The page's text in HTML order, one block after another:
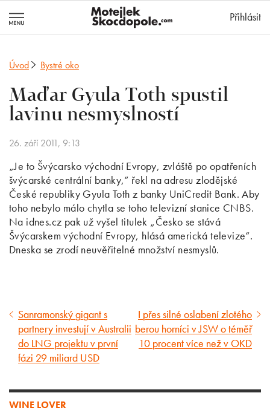
Přihlásit
Úvod Bystré oko
Maďar Gyula Toth spustil
lavinu nesmyslností
26. září 2011, 9:13
„Je to Švýcarsko východní Evropy, zvláště po opatřeních
švýcarské centrální banky,“ řekl na adresu zlodějské
České republiky Gyula Toth z banky UniCredit Bank. Aby
toho nebylo málo chytla se toho televizní stanice CNBS.
Na idnes.cz pak už vyšel titulek „Česko se stává
Švýcarskem východní Evropy, hlásá americká televize“.
Dneska se zrodí neuvěřitelné množství nesmyslů.
Předcházející
článek
Sanramonský gigant s
partnery investují v Australii
do LNG projektu v první
fázi 29 miliard USD
Následující
článek
I přes silné oslabení zlotého
berou horníci v JSW o téměř
10 procent více než v OKD
WINE LOVER